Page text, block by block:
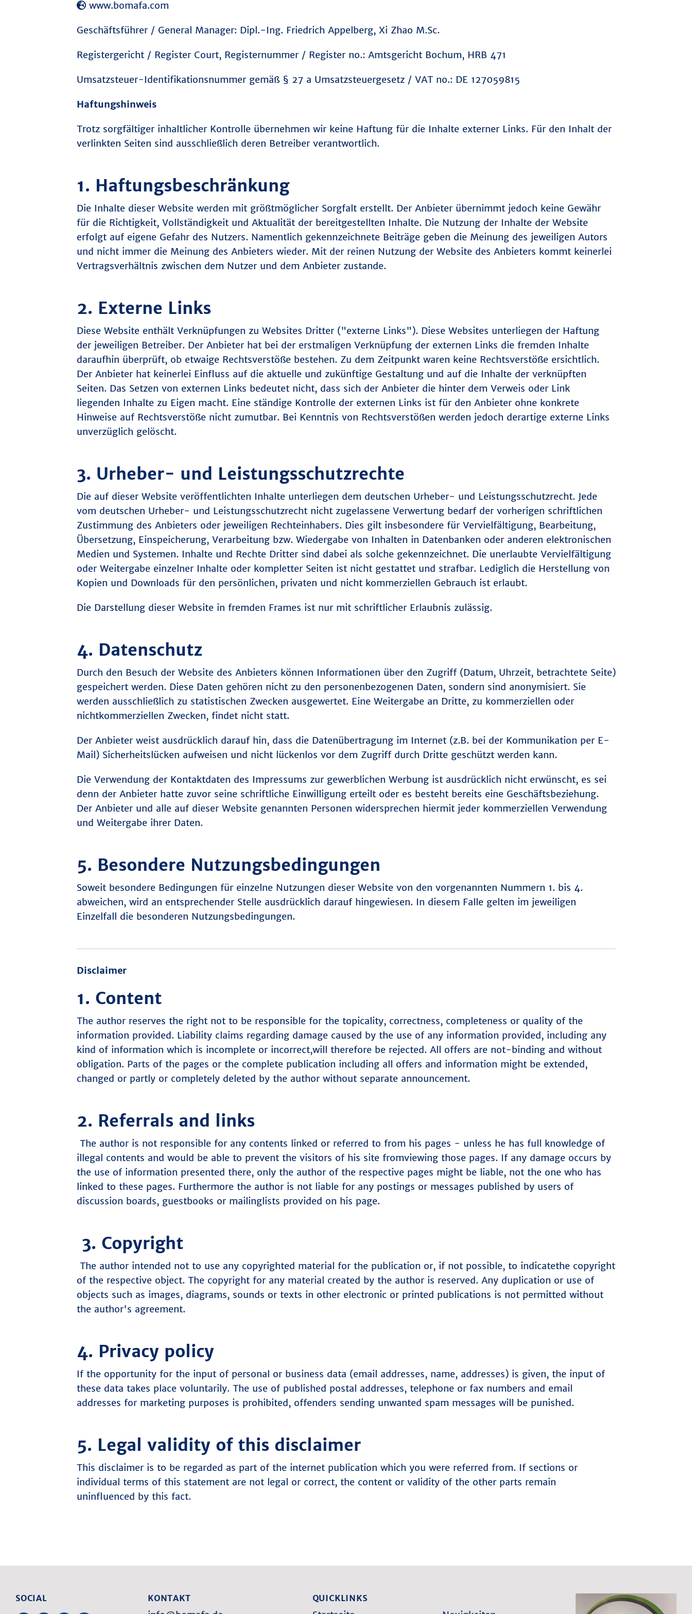
Unternehmen
Team
Produkte
Beschichtungen
Innovationsforum
STARTSEITE
SERVICE
KONTAKT
DOWNLOAD
www.bomafa.com
Geschäftsführer / General Manager: Dipl.-Ing. Friedrich Appelberg, Xi Zhao M.Sc.
Registergericht / Register Court, Registernummer / Register no.: Amtsgericht Bochum, HRB 471
Umsatzsteuer-Identifikationsnummer gemäß § 27 a Umsatzsteuergesetz / VAT no.: DE 127059815
Haftungshinweis
Trotz sorgfältiger inhaltlicher Kontrolle übernehmen wir keine Haftung für die Inhalte externer Links. Für den Inhalt der
verlinkten Seiten sind ausschließlich deren Betreiber verantwortlich.
1. Haftungsbeschränkung
Die Inhalte dieser Website werden mit größtmöglicher Sorgfalt erstellt. Der Anbieter übernimmt jedoch keine Gewähr
für die Richtigkeit, Vollständigkeit und Aktualität der bereitgestellten Inhalte. Die Nutzung der Inhalte der Website
erfolgt auf eigene Gefahr des Nutzers. Namentlich gekennzeichnete Beiträge geben die Meinung des jeweiligen Autors
und nicht immer die Meinung des Anbieters wieder. Mit der reinen Nutzung der Website des Anbieters kommt keinerlei
Vertragsverhältnis zwischen dem Nutzer und dem Anbieter zustande.
2. Externe Links
Diese Website enthält Verknüpfungen zu Websites Dritter ("externe Links"). Diese Websites unterliegen der Haftung
der jeweiligen Betreiber. Der Anbieter hat bei der erstmaligen Verknüpfung der externen Links die fremden Inhalte
daraufhin überprüft, ob etwaige Rechtsverstöße bestehen. Zu dem Zeitpunkt waren keine Rechtsverstöße ersichtlich.
Der Anbieter hat keinerlei Einfluss auf die aktuelle und zukünftige Gestaltung und auf die Inhalte der verknüpften
Seiten. Das Setzen von externen Links bedeutet nicht, dass sich der Anbieter die hinter dem Verweis oder Link
liegenden Inhalte zu Eigen macht. Eine ständige Kontrolle der externen Links ist für den Anbieter ohne konkrete
Hinweise auf Rechtsverstöße nicht zumutbar. Bei Kenntnis von Rechtsverstößen werden jedoch derartige externe Links
unverzüglich gelöscht.
3. Urheber- und Leistungsschutzrechte
Die auf dieser Website veröffentlichten Inhalte unterliegen dem deutschen Urheber- und Leistungsschutzrecht. Jede
vom deutschen Urheber- und Leistungsschutzrecht nicht zugelassene Verwertung bedarf der vorherigen schriftlichen
Zustimmung des Anbieters oder jeweiligen Rechteinhabers. Dies gilt insbesondere für Vervielfältigung, Bearbeitung,
Übersetzung, Einspeicherung, Verarbeitung bzw. Wiedergabe von Inhalten in Datenbanken oder anderen elektronischen
Medien und Systemen. Inhalte und Rechte Dritter sind dabei als solche gekennzeichnet. Die unerlaubte Vervielfältigung
oder Weitergabe einzelner Inhalte oder kompletter Seiten ist nicht gestattet und strafbar. Lediglich die Herstellung von
Kopien und Downloads für den persönlichen, privaten und nicht kommerziellen Gebrauch ist erlaubt.
Die Darstellung dieser Website in fremden Frames ist nur mit schriftlicher Erlaubnis zulässig.
4. Datenschutz
Durch den Besuch der Website des Anbieters können Informationen über den Zugriff (Datum, Uhrzeit, betrachtete Seite)
gespeichert werden. Diese Daten gehören nicht zu den personenbezogenen Daten, sondern sind anonymisiert. Sie
werden ausschließlich zu statistischen Zwecken ausgewertet. Eine Weitergabe an Dritte, zu kommerziellen oder
nichtkommerziellen Zwecken, findet nicht statt.
Der Anbieter weist ausdrücklich darauf hin, dass die Datenübertragung im Internet (z.B. bei der Kommunikation per E-
Mail) Sicherheitslücken aufweisen und nicht lückenlos vor dem Zugriff durch Dritte geschützt werden kann.
Die Verwendung der Kontaktdaten des Impressums zur gewerblichen Werbung ist ausdrücklich nicht erwünscht, es sei
denn der Anbieter hatte zuvor seine schriftliche Einwilligung erteilt oder es besteht bereits eine Geschäftsbeziehung.
Der Anbieter und alle auf dieser Website genannten Personen widersprechen hiermit jeder kommerziellen Verwendung
und Weitergabe ihrer Daten.
5. Besondere Nutzungsbedingungen
Soweit besondere Bedingungen für einzelne Nutzungen dieser Website von den vorgenannten Nummern 1. bis 4.
abweichen, wird an entsprechender Stelle ausdrücklich darauf hingewiesen. In diesem Falle gelten im jeweiligen
Einzelfall die besonderen Nutzungsbedingungen.
Disclaimer
1. Content
The author reserves the right not to be responsible for the topicality, correctness, completeness or quality of the
information provided. Liability claims regarding damage caused by the use of any information provided, including any
kind of information which is incomplete or incorrect,will therefore be rejected. All offers are not-binding and without
obligation. Parts of the pages or the complete publication including all offers and information might be extended,
changed or partly or completely deleted by the author without separate announcement.
2. Referrals and links
The author is not responsible for any contents linked or referred to from his pages - unless he has full knowledge of
illegal contents and would be able to prevent the visitors of his site fromviewing those pages. If any damage occurs by
the use of information presented there, only the author of the respective pages might be liable, not the one who has
linked to these pages. Furthermore the author is not liable for any postings or messages published by users of
discussion boards, guestbooks or mailinglists provided on his page.
3. Copyright
The author intended not to use any copyrighted material for the publication or, if not possible, to indicatethe copyright
of the respective object. The copyright for any material created by the author is reserved. Any duplication or use of
objects such as images, diagrams, sounds or texts in other electronic or printed publications is not permitted without
the author's agreement.
4. Privacy policy
If the opportunity for the input of personal or business data (email addresses, name, addresses) is given, the input of
these data takes place voluntarily. The use of published postal addresses, telephone or fax numbers and email
addresses for marketing purposes is prohibited, offenders sending unwanted spam messages will be punished.
5. Legal validity of this disclaimer
This disclaimer is to be regarded as part of the internet publication which you were referred from. If sections or
individual terms of this statement are not legal or correct, the content or validity of the other parts remain
uninfluenced by this fact.
SOCIAL KONTAKT QUICKLINKS